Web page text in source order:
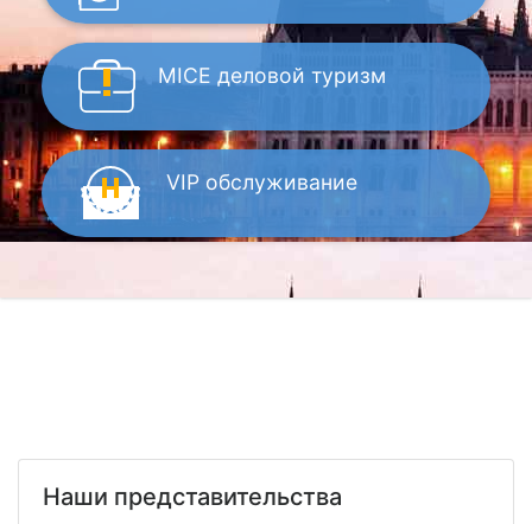
MICE деловой туризм
VIP обслуживание
Наши представительства